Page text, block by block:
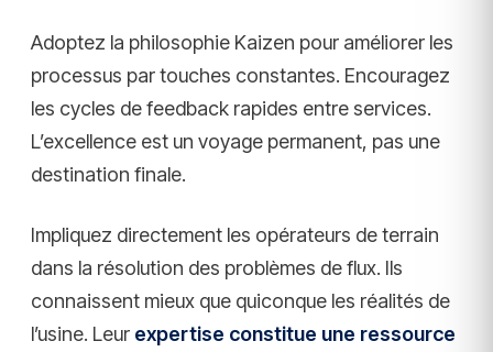
Adoptez la philosophie Kaizen pour améliorer les
processus par touches constantes. Encouragez
les cycles de feedback rapides entre services.
L’excellence est un voyage permanent, pas une
destination finale.
Impliquez directement les opérateurs de terrain
dans la résolution des problèmes de flux. Ils
connaissent mieux que quiconque les réalités de
l’usine. Leur expertise constitue une ressource